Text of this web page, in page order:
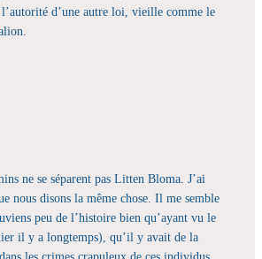
l’autorité d’une autre loi, vieille comme le
ne se séparent pas Litten Bloma. J’ai
nous disons la même chose. Il me semble
peu de l’histoire bien qu’ayant vu le
il y a longtemps), qu’il y avait de la